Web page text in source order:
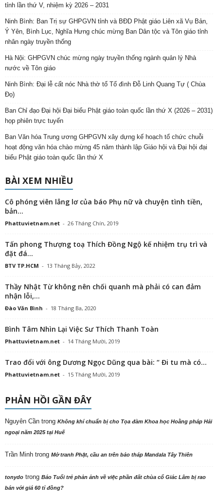
tỉnh lần thứ V, nhiệm kỳ 2026 – 2031
Ninh Bình: Ban Trị sự GHPGVN tỉnh và BĐD Phật giáo Liên xã Vụ Bản,
Ý Yên, Bình Lục, Nghĩa Hưng chúc mừng Ban Dân tộc và Tôn giáo tỉnh
nhân ngày truyền thống
Hà Nội: GHPGVN chúc mừng ngày truyền thống ngành quản lý Nhà
nước về Tôn giáo
Ninh Bình: Đại lễ cất nóc Nhà thờ tổ Tổ đình Đỗ Linh Quang Tự ( Chùa
Đọ)
Ban Chỉ đạo Đại hội Đại biểu Phật giáo toàn quốc lần thứ X (2026 – 2031)
họp phiên trực tuyến
Ban Văn hóa Trung ương GHPGVN xây dựng kế hoạch tổ chức chuỗi
hoạt động văn hóa chào mừng 45 năm thành lập Giáo hội và Đại hội đại
biểu Phật giáo toàn quốc lần thứ X
BÀI XEM NHIỀU
Cô phóng viên lẳng lơ của báo Phụ nữ và chuyện tình tiền,
bản...
Phattuvietnam.net - 26 Tháng Chín, 2019
Tấn phong Thượng toạ Thích Đồng Ngộ kế nhiệm trụ trì và
đặt đá...
BTV TP.HCM - 13 Tháng Bảy, 2022
Thầy Nhật Từ không nên chối quanh mà phải có can đảm
nhận lỗi,...
Đào Văn Bình - 18 Tháng Ba, 2020
Bình Tâm Nhìn Lại Việc Sư Thích Thanh Toàn
Phattuvietnam.net - 14 Tháng Mười, 2019
Trao đổi với ông Dương Ngọc Dũng qua bài: “ Đi tu mà có...
Phattuvietnam.net - 15 Tháng Mười, 2019
PHẢN HỒI GẦN ĐÂY
Nguyên Cần trong Không khí chuẩn bị cho Tọa đàm Khoa học Hoằng pháp Hải
ngoại năm 2025 tại Huế
Trần Minh trong Mở tranh Phật, cầu an trên bảo tháp Mandala Tây Thiên
tonydo trong Báo Tuổi trẻ phản ảnh về việc phần đất chùa cổ Giác Lâm bị rao
bán với giá 60 tỉ đồng?